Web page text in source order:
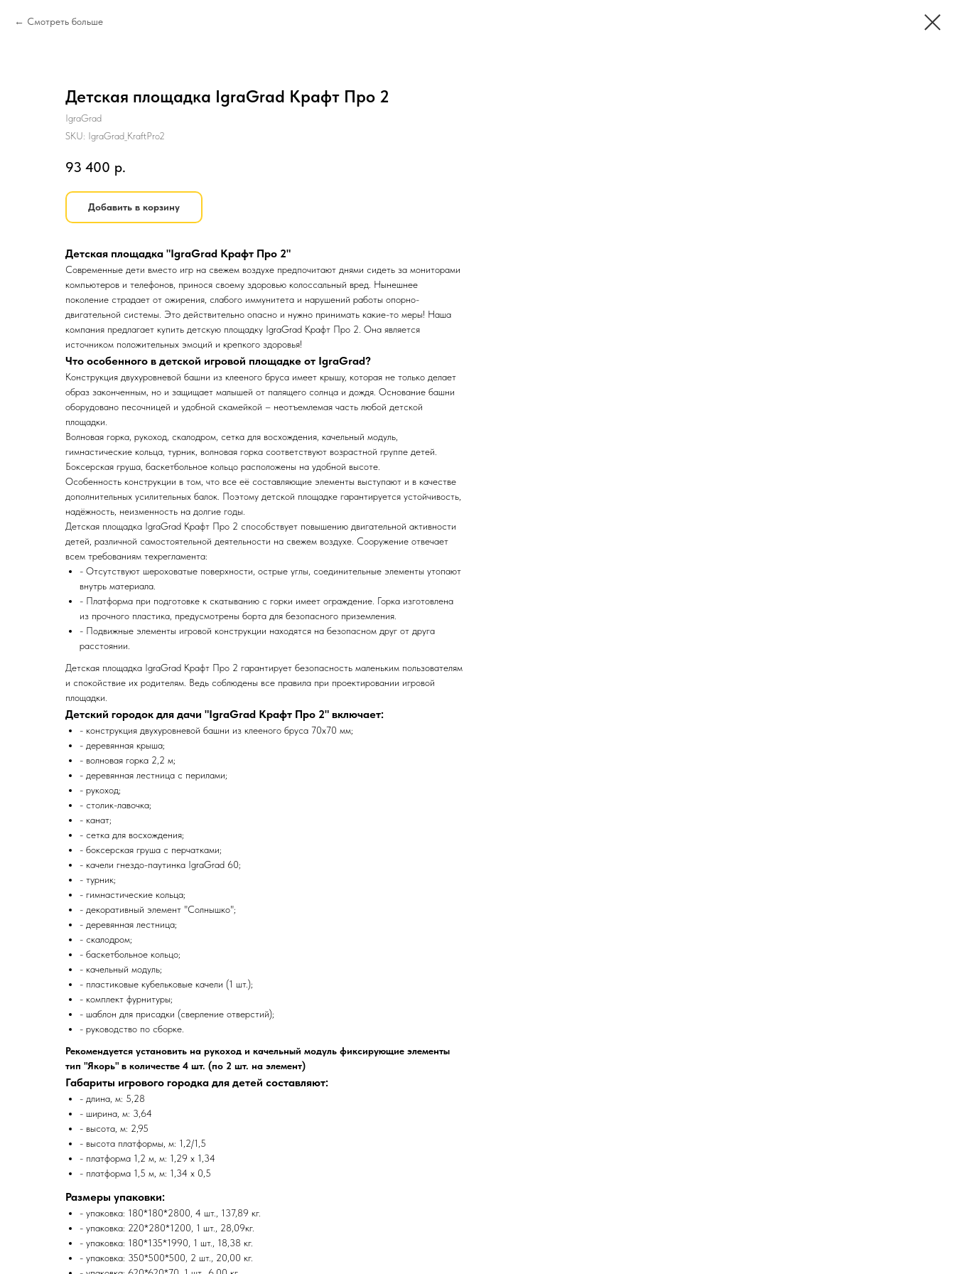
Смотреть больше
Детская площадка IgraGrad Крафт Про 2
IgraGrad
SKU: IgraGrad_KraftPro2
93 400 р.
Добавить в корзину
Детская площадка "IgraGrad Крафт Про 2"
Современные дети вместо игр на свежем воздухе предпочитают днями сидеть за мониторами
компьютеров и телефонов, принося своему здоровью колоссальный вред. Нынешнее
поколение страдает от ожирения, слабого иммунитета и нарушений работы опорно-
двигательной системы. Это действительно опасно и нужно принимать какие-то меры! Наша
компания предлагает купить детскую площадку IgraGrad Крафт Про 2. Она является
источником положительных эмоций и крепкого здоровья!
Что особенного в детcкой игровой площадке от IgraGrad?
Конструкция двухуровневой башни из клееного бруса имеет крышу, которая не только делает
образ законченным, но и защищает малышей от палящего солнца и дождя. Основание башни
оборудовано песочницей и удобной скамейкой – неотъемлемая часть любой детской
площадки.
Волновая горка, рукоход, скалодром, сетка для восхождения, качельный модуль,
гимнастические кольца, турник, волновая горка соответствуют возрастной группе детей.
Боксерская груша, баскетбольное кольцо расположены на удобной высоте.
Особенность конструкции в том, что все её составляющие элементы выступают и в качестве
дополнительных усилительных балок. Поэтому детской площадке гарантируется устойчивость,
надёжность, неизменность на долгие годы.
Детская площадка IgraGrad Крафт Про 2 способствует повышению двигательной активности
детей, различной самостоятельной деятельности на свежем воздухе. Сооружение отвечает
всем требованиям техрегламента:
- Отсутствуют шероховатые поверхности, острые углы, соединительные элементы утопают
внутрь материала.
- Платформа при подготовке к скатыванию с горки имеет ограждение. Горка изготовлена
из прочного пластика, предусмотрены борта для безопасного приземления.
- Подвижные элементы игровой конструкции находятся на безопасном друг от друга
расстоянии.
Детская площадка IgraGrad Крафт Про 2 гарантирует безопасность маленьким пользователям
и спокойствие их родителям. Ведь соблюдены все правила при проектировании игровой
площадки.
Детский городок для дачи "IgraGrad Крафт Про 2" включает:
- конструкция двухуровневой башни из клееного бруса 70х70 мм;
- деревянная крыша;
- волновая горка 2,2 м;
- деревянная лестница с перилами;
- рукоход;
- столик-лавочка;
- канат;
- сетка для восхождения;
- боксерская груша с перчатками;
- качели гнездо-паутинка IgraGrad 60;
- турник;
- гимнастические кольца;
- декоративный элемент "Солнышко";
- деревянная лестница;
- скалодром;
- баскетбольное кольцо;
- качельный модуль;
- пластиковые кубельковые качели (1 шт.);
- комплект фурнитуры;
- шаблон для присадки (сверление отверстий);
- руководство по сборке.
Рекомендуется установить на рукоход и качельный модуль фиксирующие элементы
тип "Якорь" в количестве 4 шт. (по 2 шт. на элемент)
Габариты игрового городка для детей составляют:
- длина, м: 5,28
- ширина, м: 3,64
- высота, м: 2,95
- высота платформы, м: 1,2/1,5
- платформа 1,2 м, м: 1,29 x 1,34
- платформа 1,5 м, м: 1,34 x 0,5
Размеры упаковки:
- упаковка: 180*180*2800, 4 шт., 137,89 кг.
- упаковка: 220*280*1200, 1 шт., 28,09кг.
- упаковка: 180*135*1990, 1 шт., 18,38 кг.
- упаковка: 350*500*500, 2 шт., 20,00 кг.